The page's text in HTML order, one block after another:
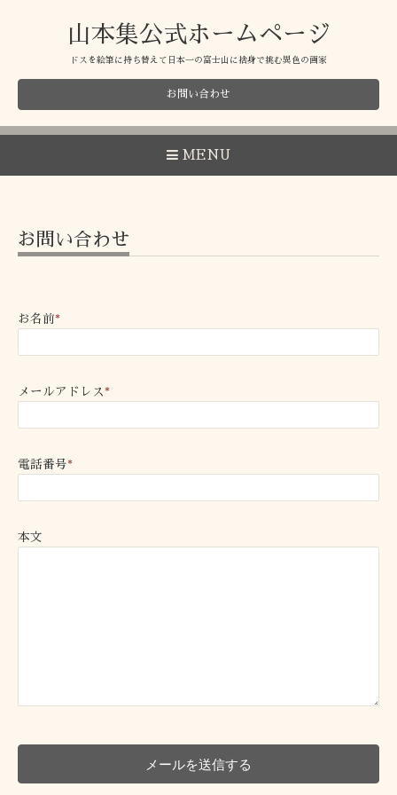
山本集公式ホームページ
ドスを絵筆に持ち替えて日本一の富士山に捨身で挑む異色の画家
お問い合わせ
MENU
お問い合わせ
お名前*
メールアドレス *
電話番号*
本文